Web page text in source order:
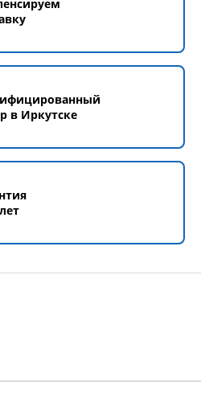
в Иркутске